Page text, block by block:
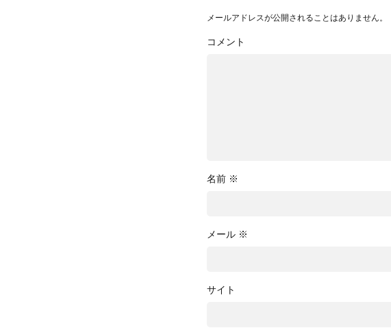
メールアドレスが公開されることはありません。
コメント
名前 ※
メール ※
サイト